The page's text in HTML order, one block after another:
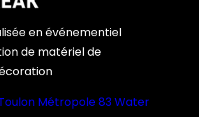
en événementiel
de matériel de
Métropole 83 Water